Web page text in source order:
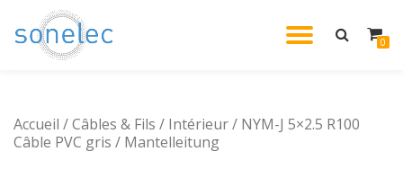
Aller
0
Accueil /Câbles & Fils / Intérieur/ NYM-J 5×2.5 R100
Câble PVC gris / Mantelleitung